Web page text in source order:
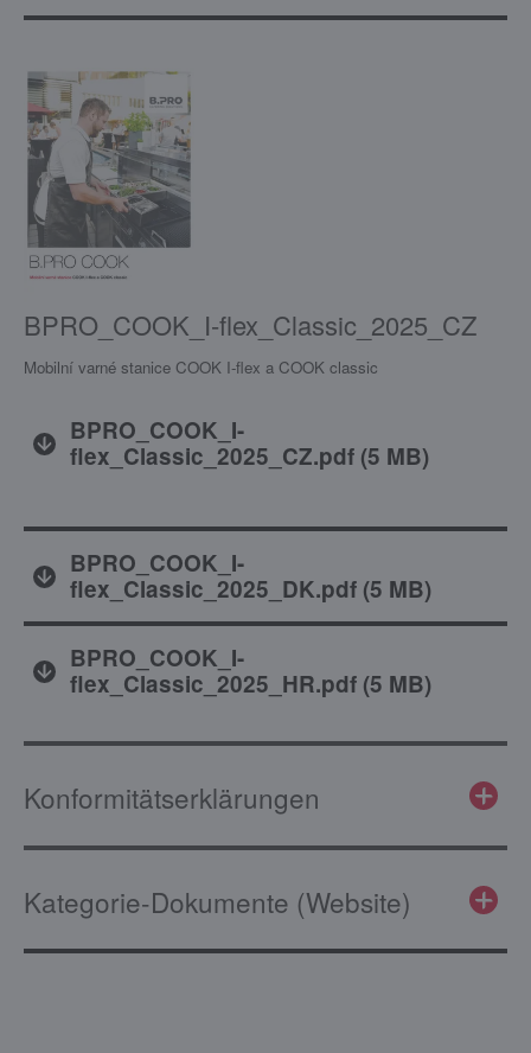
BPRO_COOK_I-flex_Classic_2025_CZ
Mobilní varné stanice COOK I-flex a COOK classic
BPRO_COOK_I-
flex_Classic_2025_CZ.pdf(5 MB)
BPRO_COOK_I-
flex_Classic_2025_DK.pdf(5 MB)
BPRO_COOK_I-
flex_Classic_2025_HR.pdf(5 MB)
Konformitätserklärungen
Kategorie-Dokumente (Website)